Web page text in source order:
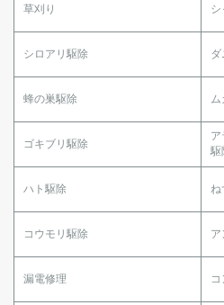
草刈り
シロアリ駆除
蜂の巣駆除
ゴキブリ駆除
駆
ハト駆除 ね
コウモリ駆除
漏電修理